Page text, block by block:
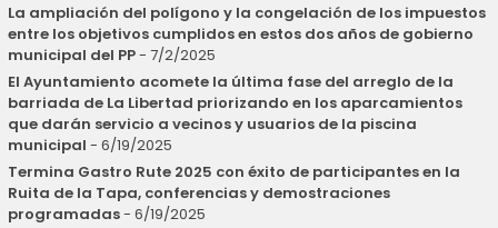
La ampliación del polígono y la congelación de los impuestos
entre los objetivos cumplidos en estos dos años de gobierno
municipal del PP- 7/2/2025
El Ayuntamiento acomete la última fase del arreglo de la
barriada de La Libertad priorizando en los aparcamientos
que darán servicio a vecinos y usuarios de la piscina
municipal - 6/19/2025
Termina Gastro Rute 2025 con éxito de participantes en la
Ruita de la Tapa, conferencias y demostraciones
programadas- 6/19/2025